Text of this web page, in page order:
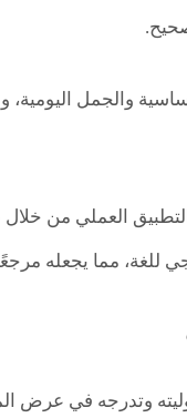
والجمل
العملي من
للغة، مما يجعله مرجعًا
وتدرجه في عرض